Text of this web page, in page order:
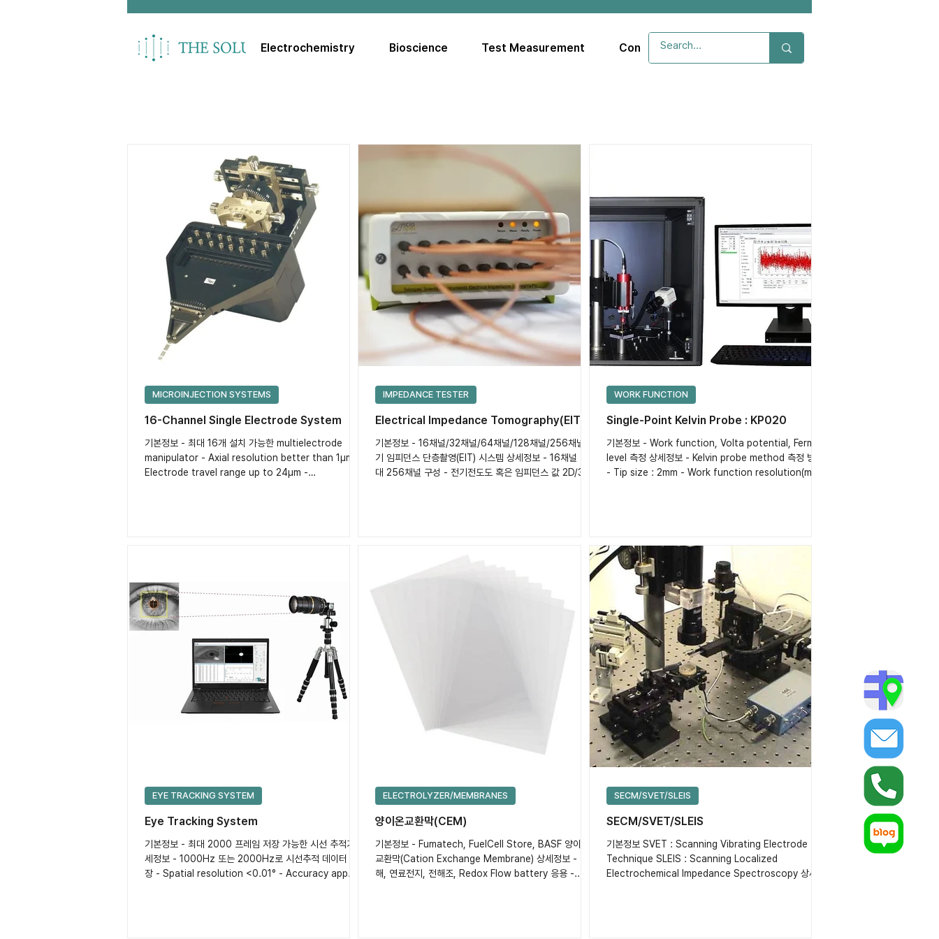
Electrochemistry Bioscience Test Measurement Contact Us
16-Channel Single Electrode System
기본정보 - 최대 16개 설치 가능한 multielectrode
manipulator - Axial resolution better than 1μm -
Electrode travel range up to 24μm -
MICROINJECTION SYSTEMS
Electrical Impedance Tomography(EIT)
기본정보 - 16채널/32채널/64채널/128채널/256채널 전
기 임피던스 단층촬영(EIT) 시스템 상세정보 - 16채널 - 최
대 256채널 구성 - 전기전도도 혹은 임피던스 값 2D/3D
IMPEDANCE TESTER
Single-Point Kelvin Probe : KP020
기본정보 - Work function, Volta potential, Fermi
level 측정 상세정보 - Kelvin probe method 측정 방식
- Tip size : 2mm - Work function resolution(mV)
WORK FUNCTION
Eye Tracking System
기본정보 - 최대 2000 프레임 저장 가능한 시선 추적기 상
세정보 - 1000Hz 또는 2000Hz로 시선추적 데이터 저
장 - Spatial resolution <0.01° - Accuracy app.
EYE TRACKING SYSTEM
양이온교환막(CEM)
기본정보 - Fumatech, FuelCell Store, BASF 양이온
교환막(Cation Exchange Membrane) 상세정보 - 물분
해, 연료전지, 전해조, Redox Flow battery 응용 -...
ELECTROLYZER/MEMBRANES
SECM/SVET/SLEIS
기본정보 SVET : Scanning Vibrating Electrode
Technique SLEIS : Scanning Localized
Electrochemical Impedance Spectroscopy 상세정
SECM/SVET/SLEIS